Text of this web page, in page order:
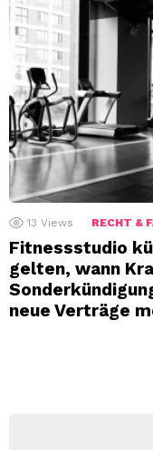
13 Views RECHT &
Fitnessstudio
gelten, wann
neue Verträge